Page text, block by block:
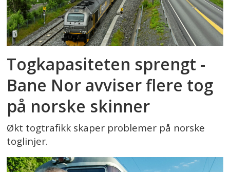
Togkapasiteten sprengt -
Bane Nor avviser flere tog
på norske skinner
Økt togtrafikk skaper problemer på norske
toglinjer.